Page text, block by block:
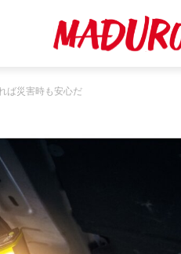
ば災害時も安心だ